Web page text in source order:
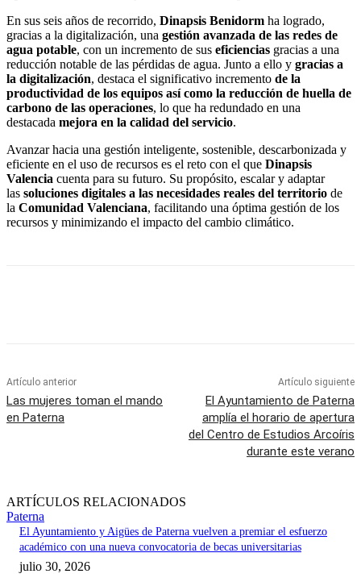
En sus seis años de recorrido, Dinapsis Benidorm ha logrado,
gracias a la digitalización, una gestión avanzada de las redes de
agua potable, con un incremento de sus eficiencias gracias a una
reducción notable de las pérdidas de agua. Junto a ello y gracias a
la digitalización, destaca el significativo incremento de la
productividad de los equipos así como la reducción de huella de
carbono de las operaciones, lo que ha redundado en una
destacada mejora en la calidad del servicio.
Avanzar hacia una gestión inteligente, sostenible, descarbonizada y
eficiente en el uso de recursos es el reto con el que Dinapsis
Valencia cuenta para su futuro. Su propósito, escalar y adaptar
las soluciones digitales a las necesidades reales del territorio de
la Comunidad Valenciana, facilitando una óptima gestión de los
recursos y minimizando el impacto del cambio climático.
Artículo anterior
Las mujeres toman el mando
en Paterna
Artículo siguiente
El Ayuntamiento de Paterna
amplía el horario de apertura
del Centro de Estudios Arcoíris
durante este verano
ARTÍCULOS RELACIONADOS
Paterna
El Ayuntamiento y Aigües de Paterna vuelven a premiar el esfuerzo
académico con una nueva convocatoria de becas universitarias
julio 30, 2026